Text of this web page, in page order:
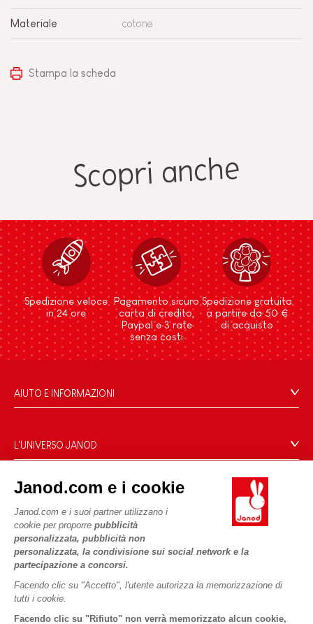
Janod.com e i cookie
Janod.com e i suoi partner utilizzano i
cookie per proporre pubblicità
personalizzata, pubblicità non
personalizzata, la condivisione sui social network e la
partecipazione a concorsi.
Facendo clic su "Accetto", l'utente autorizza la memorizzazione di
tutti i cookie.
Facendo clic su "Rifiuto" non verrà memorizzato alcun cookie,
Materiale cotone
Stampa la scheda
Scopri anche
Spedizione veloce
in 24 ore
Pagamento sicuro
carta di credito,
Paypal e 3 rate
senza costi
Spedizione gratuita
a partire da 50 €
di acquisto
AIUTO E INFORMAZIONI
Domande Frequenti
Contatti
Negozi
Termini delle offerte
Dati personali
Cookies
Termini delle offerte
L'UNIVERSO JANOD
Le nostre attività
Impegni di RSI
Cos'è FSC®?
I NOSTRI SERVIZI
Pagamento
Acquista ora, paga dopo
Spedizione
Video
Regole di gioco e istruzioni
PROFESSIONALE
Contatti stampa
SEGUICI